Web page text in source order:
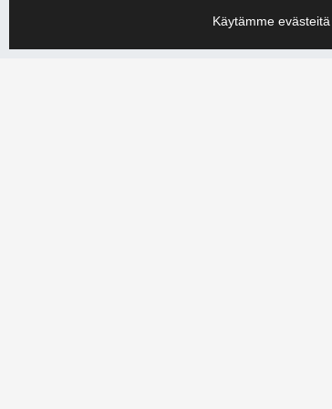
Käytämme